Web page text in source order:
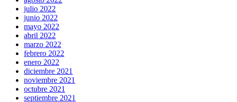
julio 2022
junio 2022
mayo 2022
abril 2022
marzo 2022
febrero 2022
enero 2022
diciembre 2021
noviembre 2021
octubre 2021
septiembre 2021